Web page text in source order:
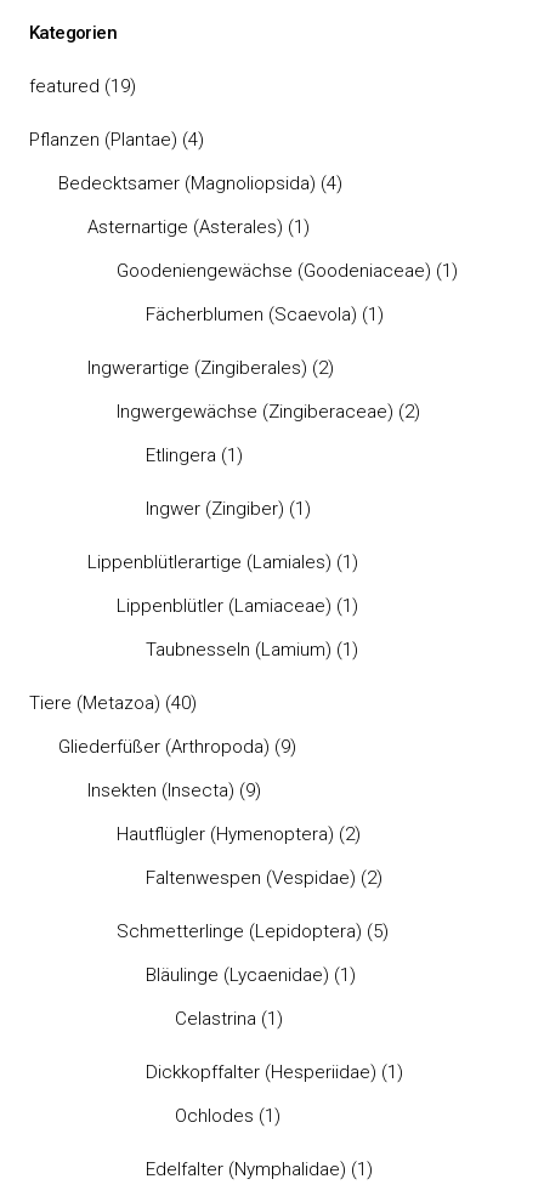
Kategorien
featured (19)
Pflanzen (Plantae) (4)
Bedecktsamer (Magnoliopsida) (4)
Asternartige (Asterales) (1)
Goodeniengewächse (Goodeniaceae) (1)
Fächerblumen (Scaevola) (1)
Ingwerartige (Zingiberales) (2)
Ingwergewächse (Zingiberaceae) (2)
Etlingera (1)
Ingwer (Zingiber) (1)
Lippenblütlerartige (Lamiales) (1)
Lippenblütler (Lamiaceae) (1)
Taubnesseln (Lamium) (1)
Tiere (Metazoa) (40)
Gliederfüßer (Arthropoda) (9)
Insekten (Insecta) (9)
Hautflügler (Hymenoptera) (2)
Faltenwespen (Vespidae) (2)
Schmetterlinge (Lepidoptera) (5)
Bläulinge (Lycaenidae) (1)
Celastrina (1)
Dickkopffalter (Hesperiidae) (1)
Ochlodes (1)
Edelfalter (Nymphalidae) (1)